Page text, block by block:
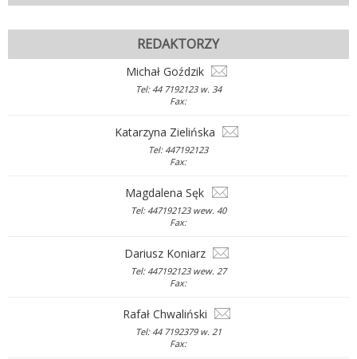
REDAKTORZY
Michał Goździk
Tel: 44 7192123 w. 34
Fax:
Katarzyna Zielińska
Tel: 447192123
Fax:
Magdalena Sęk
Tel: 447192123 wew. 40
Fax:
Dariusz Koniarz
Tel: 447192123 wew. 27
Fax:
Rafał Chwaliński
Tel: 44 7192379 w. 21
Fax: